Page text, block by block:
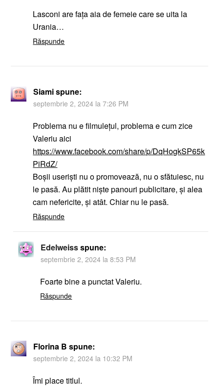
Lasconi are fața aia de femeie care se uita la
Urania…
Răspunde
Siamispune:
septembrie 2, 2024 la 7:26 PM
Problema nu e filmulețul, problema e cum zice
Valeriu aici
https://www.facebook.com/share/p/DqHogkSP65k
PiRdZ/
Boșii useriști nu o promovează, nu o sfătuiesc, nu
le pasă. Au plătit niște panouri publicitare, și alea
cam nefericite, și atât. Chiar nu le pasă.
Răspunde
Edelweissspune:
septembrie 2, 2024 la 8:53 PM
Foarte bine a punctat Valeriu.
Răspunde
Florina B spune:
septembrie 2, 2024 la 10:32 PM
Îmi place titlul.